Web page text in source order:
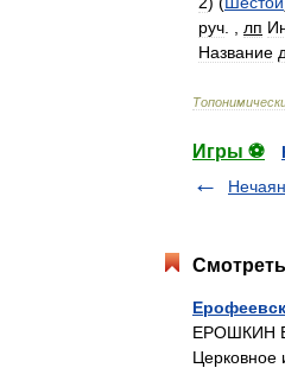
руч
лп
Название
Игры ⚽
ЕРОШКИН
Церковное